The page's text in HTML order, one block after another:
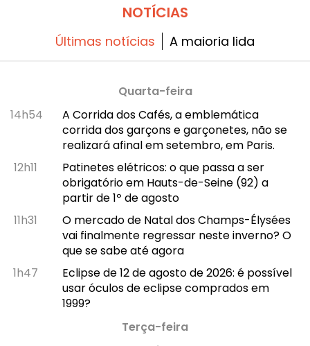
Day, você pode aproveitar para saborear, a
dois, o cardápio habitual e viver uma
NOTÍCIAS
Últimas notícias A maioria lida
Quarta-feira
14h54
A Corrida dos Cafés, a emblemática
corrida dos garçons e garçonetes, não se
realizará afinal em setembro, em Paris.
12h11
Patinetes elétricos: o que passa a ser
obrigatório em Hauts-de-Seine (92) a
partir de 1º de agosto
11h31
O mercado de Natal dos Champs-Élysées
vai finalmente regressar neste inverno? O
que se sabe até agora
1h47
Eclipse de 12 de agosto de 2026: é possível
usar óculos de eclipse comprados em
1999?
Terça-feira